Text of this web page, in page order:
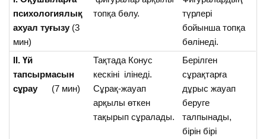
психологиялық
ахуал туғызу (3
мин)
топқа бөлу.
түрлері
бойынша топқа
бөлінеді.
ІІ. Үй
тапсырмасын
сұрау (7 мин)
Тақтада Конус
кескіні ілінеді.
Сұрақ-жауап
арқылы өткен
тақырып сұралады.
Берілген
сұрақтарға
дұрыс жауап
беруге
талпынады,
бірін бірі